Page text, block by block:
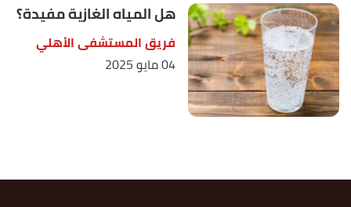
هل المياه الغازية مفيدة؟
فريق المستشفى الأهلي
04 مايو 2025